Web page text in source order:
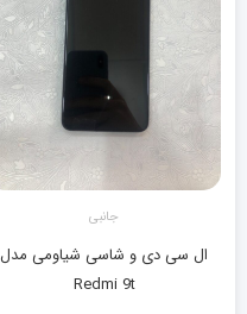
جانبی
ال سی دی و شاسی شیاومی مدل
Redmi 9t